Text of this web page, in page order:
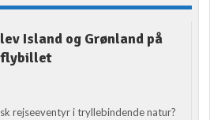
Island og Grønland på
flybillet
rejseeventyr i tryllebindende natur?